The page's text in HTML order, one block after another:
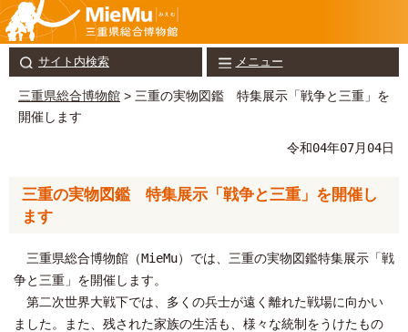
サイト内検索 メニュー
三重県総合博物館 > 三重の実物図鑑 特集展示「戦争と三重」を
開催します
令和04年07月04日
三重の実物図鑑 特集展示「戦争と三重」を開催し
ます
三重県総合博物館（MieMu）では、三重の実物図鑑特集展示「戦
争と三重」を開催します。
第二次世界大戦下では、多くの兵士が遠く離れた戦場に向かい
ました。また、残された家族の生活も、様々な統制をうけたもの